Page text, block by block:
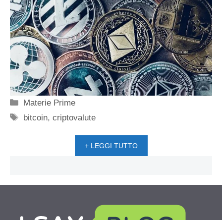
Categorie
Materie Prime
Tag
bitcoin,criptovalute
+ LEGGI TUTTO